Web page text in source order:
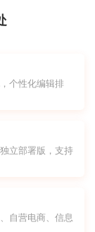
个性化编辑排
立部署版，支持
自营电商、信息